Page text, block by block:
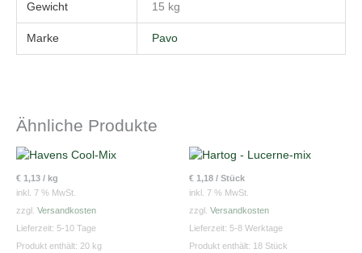
Gewicht 15 kg
Marke Pavo
Ähnliche Produkte
€ 1,13 / kg
inkl. 7 % MwSt.
zzgl. Versandkosten
Lieferzeit: 5-10 Tage
Produkt enthält: 20 kg
€ 1,18 / Stück
inkl. 7 % MwSt.
zzgl. Versandkosten
Lieferzeit: 5-8 Werktage
Produkt enthält: 18 Stück